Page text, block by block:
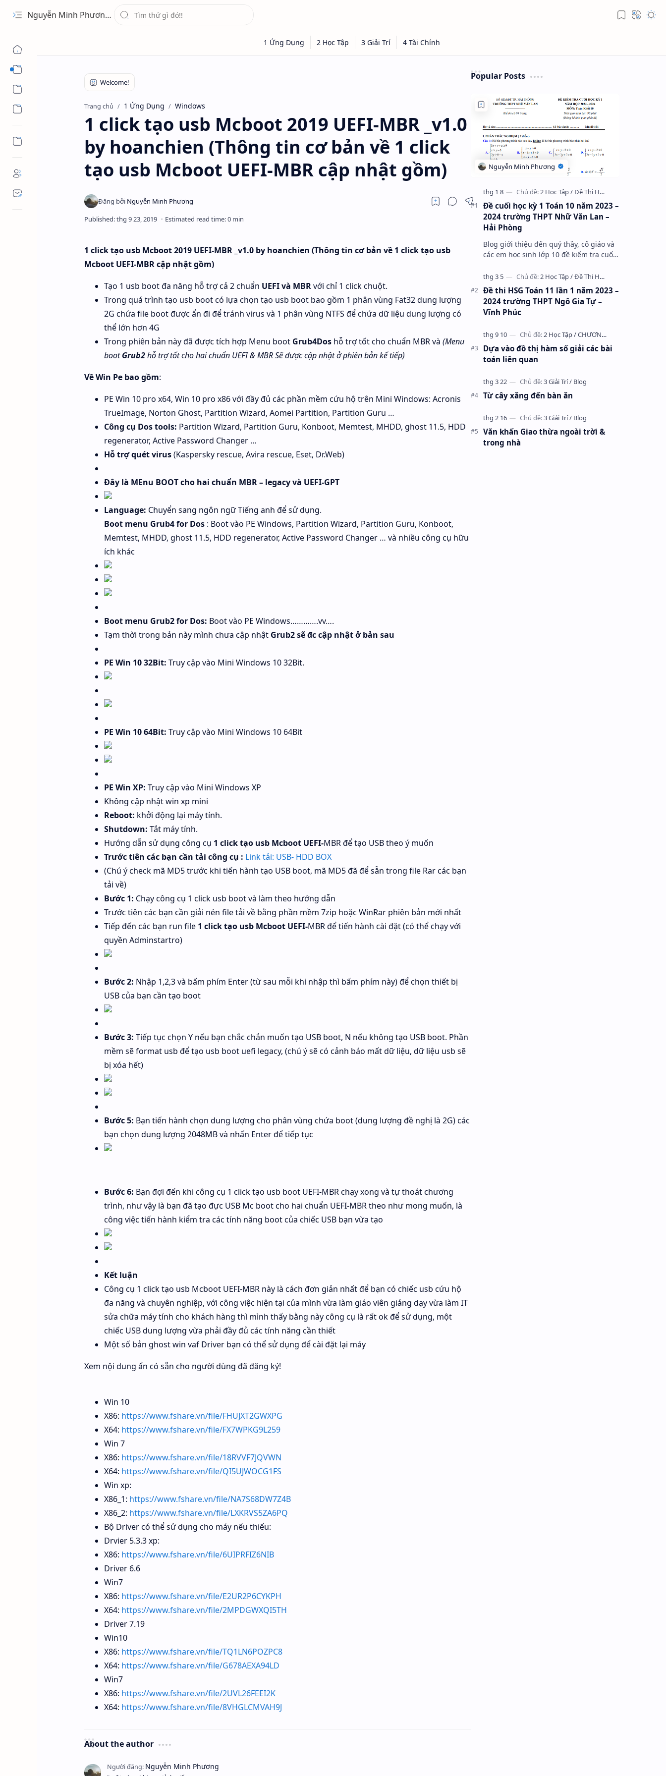
Nguyễn Minh Phương - Blog Chia sẻ Kiến thức Chứng khoán & Tài liệu Toán học
Trang chủ 1 Ứng Dụng Windows
1 click tạo usb Mcboot 2019 UEFI-MBR _v1.0
by hoanchien (Thông tin cơ bản về 1 click
tạo usb Mcboot UEFI-MBR cập nhật gồm)
1 click tạo usb Mcboot 2019 UEFI-MBR _v1.0 by hoanchien (Thông tin cơ bản về 1 click tạo usb
Mcboot UEFI-MBR cập nhật gồm)
Tạo 1 usb boot đa năng hỗ trợ cả 2 chuẩn UEFI và MBRvới chỉ 1 click chuột.
Trong quá trình tạo usb boot có lựa chọn tạo usb boot bao gồm 1 phân vùng Fat32 dung lượng
2G chứa file boot được ẩn đi để tránh virus và 1 phân vùng NTFS để chứa dữ liệu dung lượng có
thể lớn hơn 4G
Trong phiên bản này đã được tích hợp Menu boot Grub4Doshỗ trợ tốt cho chuẩn MBR và (Menu
bootGrub2hỗ trợ tốt cho hai chuẩn UEFI & MBR Sẽ được cập nhật ở phiên bản kế tiếp)
Về Win Pe bao gồm:
PE Win 10 pro x64, Win 10 pro x86 với đầy đủ các phần mềm cứu hộ trên Mini Windows: Acronis
TrueImage, Norton Ghost, Partition Wizard, Aomei Partition, Partition Guru …
Công cụ Dos tools: Partition Wizard, Partition Guru, Konboot, Memtest, MHDD, ghost 11.5, HDD
regenerator, Active Password Changer …
Hỗ trợ quét virus(Kaspersky rescue, Avira rescue, Eset, Dr.Web)
Đây là MEnu BOOT cho hai chuẩn MBR – legacy và UEFI-GPT
Language: Chuyển sang ngôn ngữ Tiếng anh để sử dụng.
Boot menu Grub4 for Dos: Boot vào PE Windows, Partition Wizard, Partition Guru, Konboot,
Memtest, MHDD, ghost 11.5, HDD regenerator, Active Password Changer … và nhiều công cụ hữu
ích khác
Boot menu Grub2 for Dos: Boot vào PE Windows………….vv….
Tạm thời trong bản này mình chưa cập nhật Grub2 sẽ đc cập nhật ở bản sau
PE Win 10 32Bit: Truy cập vào Mini Windows 10 32Bit.
PE Win 10 64Bit: Truy cập vào Mini Windows 10 64Bit
PE Win XP: Truy cập vào Mini Windows XP
Không cập nhật win xp mini
Reboot: khởi động lại máy tính.
Shutdown: Tắt máy tính.
Hướng dẫn sử dụng công cụ 1 click tạo usb Mcboot UEFI-MBR để tạo USB theo ý muốn
Trước tiên các bạn cần tải công cụ : Link tải: USB- HDD BOX
(Chú ý check mã MD5 trước khi tiến hành tạo USB boot, mã MD5 đã để sẵn trong file Rar các bạn
tải về)
Bước 1: Chạy công cụ 1 click usb boot và làm theo hướng dẫn
Trước tiên các bạn cần giải nén file tải về bằng phần mềm 7zip hoặc WinRar phiên bản mới nhất
Tiếp đến các bạn run file 1 click tạo usb Mcboot UEFI-MBR để tiến hành cài đặt (có thể chạy với
quyền Adminstartro)
Bước 2: Nhập 1,2,3 và bấm phím Enter (từ sau mỗi khi nhập thì bấm phím này) để chọn thiết bị
USB của bạn cần tạo boot
Bước 3: Tiếp tục chọn Y nếu bạn chắc chắn muốn tạo USB boot, N nếu không tạo USB boot. Phần
mềm sẽ format usb để tạo usb boot uefi legacy, (chú ý sẽ có cảnh báo mất dữ liệu, dữ liệu usb sẽ
bị xóa hết)
Bước 5: Bạn tiến hành chọn dung lượng cho phân vùng chứa boot (dung lượng đề nghị là 2G) các
bạn chọn dung lượng 2048MB và nhấn Enter để tiếp tục
Bước 6: Bạn đợi đến khi công cụ 1 click tạo usb boot UEFI-MBR chạy xong và tự thoát chương
trình, như vậy là bạn đã tạo đực USB Mc boot cho hai chuẩn UEFI-MBR theo như mong muốn, là
công việc tiến hành kiểm tra các tính năng boot của chiếc USB bạn vừa tạo
Kết luận
Công cụ 1 click tạo usb Mcboot UEFI-MBR này là cách đơn giản nhất để bạn có chiếc usb cứu hộ
đa năng và chuyên nghiệp, với công việc hiện tại của mình vừa làm giáo viên giảng dạy vừa làm IT
sửa chữa máy tính cho khách hàng thì mình thấy bằng này công cụ là rất ok để sử dụng, một
chiếc USB dung lượng vừa phải đầy đủ các tính năng cần thiết
Một số bản ghost win vaf Driver bạn có thể sử dụng để cài đặt lại máy
Xem nội dung ẩn có sẵn cho người dùng đã đăng ký!
Win 10
X86: https://www.fshare.vn/file/FHUJXT2GWXPG
X64: https://www.fshare.vn/file/FX7WPKG9L259
Win 7
X86: https://www.fshare.vn/file/18RVVF7JQVWN
X64: https://www.fshare.vn/file/QI5UJWOCG1FS
Win xp:
X86_1: https://www.fshare.vn/file/NA7S68DW7Z4B
X86_2: https://www.fshare.vn/file/LXKRVS5ZA6PQ
Bộ Driver có thể sử dụng cho máy nếu thiếu:
Drvier 5.3.3 xp:
X86: https://www.fshare.vn/file/6UIPRFIZ6NIB
Driver 6.6
Win7
X86: https://www.fshare.vn/file/E2UR2P6CYKPH
X64: https://www.fshare.vn/file/2MPDGWXQI5TH
Driver 7.19
Win10
X86: https://www.fshare.vn/file/TQ1LN6POZPC8
X64: https://www.fshare.vn/file/G678AEXA94LD
Win7
X86: https://www.fshare.vn/file/2UVL26FEEI2K
X64: https://www.fshare.vn/file/8VHGLCMVAH9J
About the author
Popular Posts
Đề cuối học kỳ 1 Toán 10 năm 2023 –
2024 trường THPT Nhữ Văn Lan –
Hải Phòng
Blog giới thiệu đến quý thầy, cô giáo và
các em học sinh lớp 10 đề kiểm tra cuối
2024 trường THPT Nhữ Văn Lan, th…
Đề thi HSG Toán 11 lần 1 năm 2023 –
2024 trường THPT Ngô Gia Tự –
Vĩnh Phúc
Dựa vào đồ thị hàm số giải các bài
toán liên quan
Từ cây xăng đến bàn ăn
Văn khấn Giao thừa ngoài trời &
trong nhà